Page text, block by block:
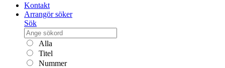
Kontakt
Arrangör söker
Sök
Alla
Titel
Nummer